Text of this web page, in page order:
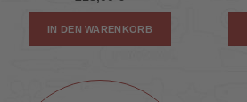
IN DEN WARENKORB